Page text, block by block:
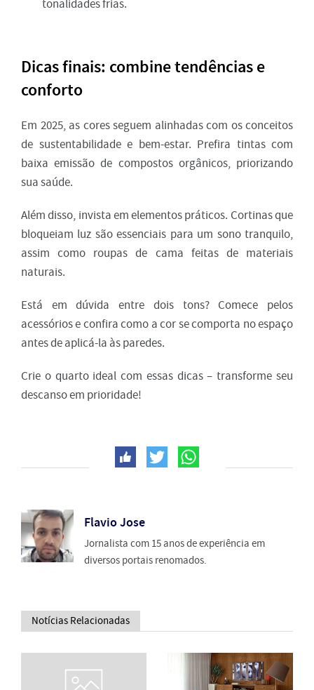
tonalidades frias.
Dicas finais: combine tendências e
conforto
Em 2025, as cores seguem alinhadas com os conceitos
de sustentabilidade e bem-estar. Prefira tintas com
baixa emissão de compostos orgânicos, priorizando
sua saúde.
Além disso, invista em elementos práticos. Cortinas que
bloqueiam luz são essenciais para um sono tranquilo,
assim como roupas de cama feitas de materiais
naturais.
Está em dúvida entre dois tons? Comece pelos
acessórios e confira como a cor se comporta no espaço
antes de aplicá-la às paredes.
Crie o quarto ideal com essas dicas – transforme seu
descanso em prioridade!
Flavio Jose
Jornalista com 15 anos de experiência em
diversos portais renomados.
Notícias Relacionadas